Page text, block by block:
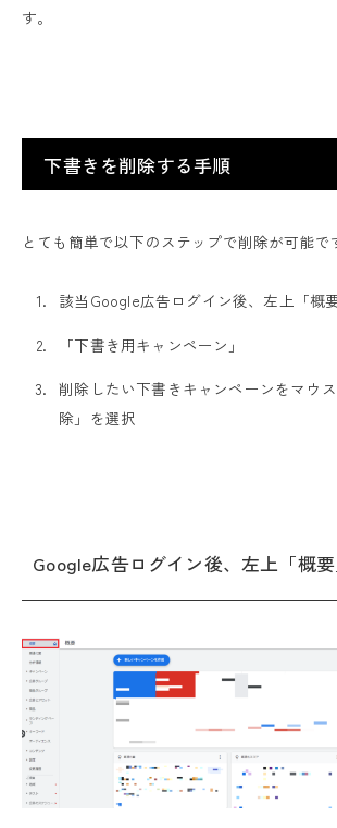
す。
下書きを削除する手順
とても簡単で以下のステップで削除が可能で
該当Google広告ログイン後、左上「概要
「下書き用キャンペーン」
削除したい下書きキャンペーンをマウ
除」を選択
Google広告ログイン後、左上「概要